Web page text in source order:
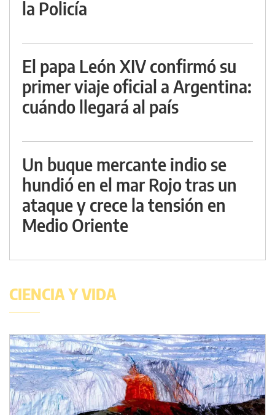
la Policía
El papa León XIV confirmó su
primer viaje oficial a Argentina:
cuándo llegará al país
Un buque mercante indio se
hundió en el mar Rojo tras un
ataque y crece la tensión en
Medio Oriente
CIENCIA Y VIDA